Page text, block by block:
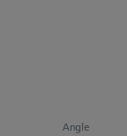
Angle